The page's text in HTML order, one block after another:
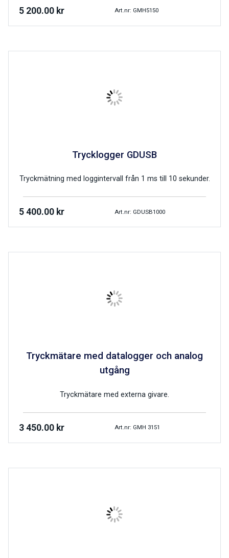
5 200.00 kr Art.nr: GMH5150
Trycklogger GDUSB
Tryckmätning med loggintervall från 1 ms till 10 sekunder.
5 400.00 kr Art.nr: GDUSB1000
Tryckmätare med datalogger och analog
utgång
Tryckmätare med externa givare.
3 450.00 kr Art.nr: GMH 3151